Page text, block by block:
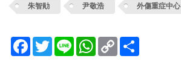
朱智勛 尹敬浩 外傷重症中心
Facebook
TwitterLine WhatsApp
Copy
Link